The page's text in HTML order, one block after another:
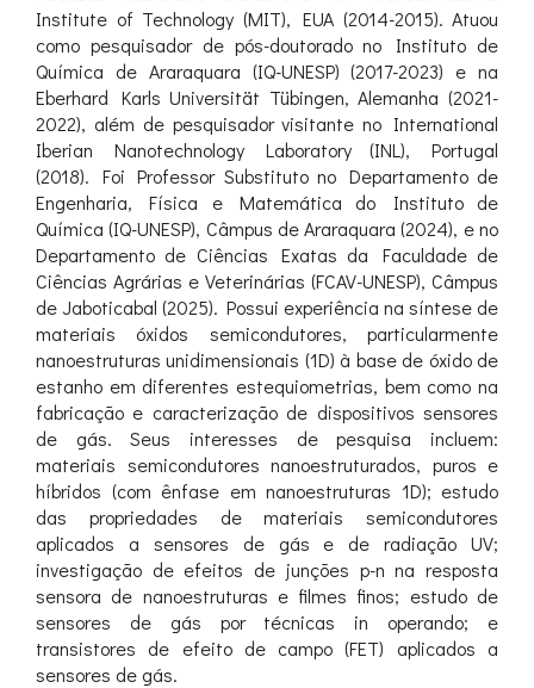
Institute of Technology (MIT), EUA (2014-2015). Atuou
como pesquisador de pós-doutorado no Instituto de
Química de Araraquara (IQ-UNESP) (2017-2023) e na
Eberhard Karls Universität Tübingen, Alemanha (2021-
2022), além de pesquisador visitante no International
Iberian Nanotechnology Laboratory (INL), Portugal
(2018). Foi Professor Substituto no Departamento de
Engenharia, Física e Matemática do Instituto de
Química (IQ-UNESP), Câmpus de Araraquara (2024), e no
Departamento de Ciências Exatas da Faculdade de
Ciências Agrárias e Veterinárias (FCAV-UNESP), Câmpus
de Jaboticabal (2025). Possui experiência na síntese de
materiais óxidos semicondutores, particularmente
nanoestruturas unidimensionais (1D) à base de óxido de
estanho em diferentes estequiometrias, bem como na
fabricação e caracterização de dispositivos sensores
de gás. Seus interesses de pesquisa incluem:
materiais semicondutores nanoestruturados, puros e
híbridos (com ênfase em nanoestruturas 1D); estudo
das propriedades de materiais semicondutores
aplicados a sensores de gás e de radiação UV;
investigação de efeitos de junções p-n na resposta
sensora de nanoestruturas e filmes finos; estudo de
sensores de gás por técnicas in operando; e
transistores de efeito de campo (FET) aplicados a
sensores de gás.